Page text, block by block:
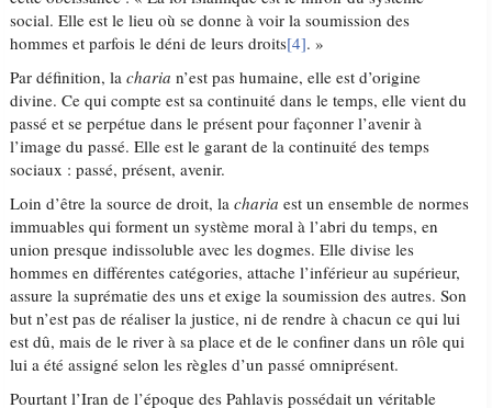
social. Elle est le lieu où se donne à voir la soumission des
hommes et parfois le déni de leurs droits[4]. »
Par définition, lacharia n’est pas humaine, elle est d’origine
divine. Ce qui compte est sa continuité dans le temps, elle vient du
passé et se perpétue dans le présent pour façonner l’avenir à
l’image du passé. Elle est le garant de la continuité des temps
sociaux : passé, présent, avenir.
Loin d’être la source de droit, lacharia est un ensemble de normes
immuables qui forment un système moral à l’abri du temps, en
union presque indissoluble avec les dogmes. Elle divise les
hommes en différentes catégories, attache l’inférieur au supérieur,
assure la suprématie des uns et exige la soumission des autres. Son
but n’est pas de réaliser la justice, ni de rendre à chacun ce qui lui
est dû, mais de le river à sa place et de le confiner dans un rôle qui
lui a été assigné selon les règles d’un passé omniprésent.
Pourtant l’Iran de l’époque des Pahlavis possédait un véritable